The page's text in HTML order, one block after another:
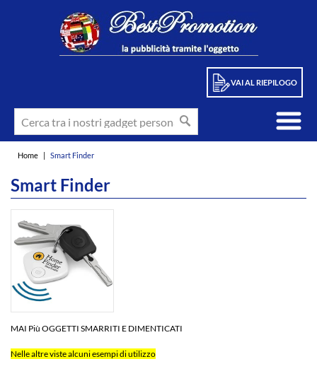
VAI AL RIEPILOGO
Home | Smart Finder
Smart Finder
MAI Più OGGETTI SMARRITI E DIMENTICATI
Nelle altre viste alcuni esempi di utilizzo